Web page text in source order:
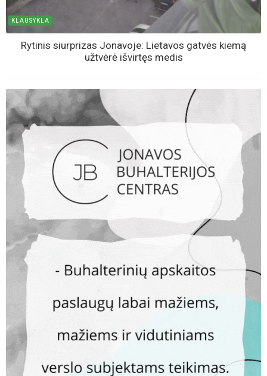
KLAUSYKLA
Rytinis siurprizas Jonavoje: Lietavos gatvės kiemą
užtvėrė išvirtęs medis